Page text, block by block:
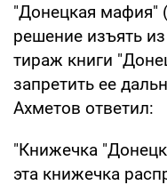
"Донецкая мафия"
решение изъять
тираж книги
запретить ее
Ахметов ответил:
"Книжечка
эта книжечка